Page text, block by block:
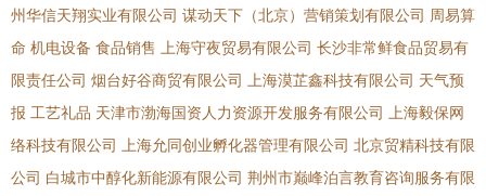
州华信天翔实业有限公司 谋动天下（北京）营销策划有限公司 周易算
命 机电设备 食品销售 上海守夜贸易有限公司 长沙非常鲜食品贸易有
限责任公司 烟台好谷商贸有限公司 上海漠芷鑫科技有限公司 天气预
报 工艺礼品 天津市渤海国资人力资源开发服务有限公司
上海毅保网
络科技有限公司
上海允同创业孵化器管理有限公司 北京贸精科技有限
公司 白城市中醇化新能源有限公司 荆州市巅峰泊言教育咨询服务有限